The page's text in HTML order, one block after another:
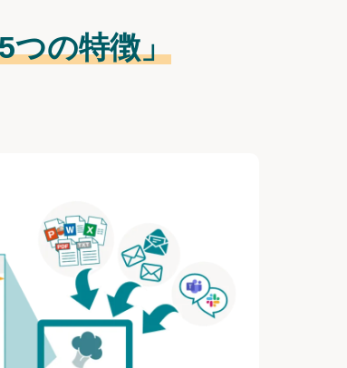
つの特徴」